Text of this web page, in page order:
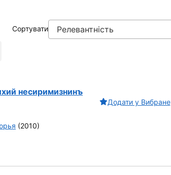
Сортувати
несиримизнинъ
(2010)
Додати у Вибране